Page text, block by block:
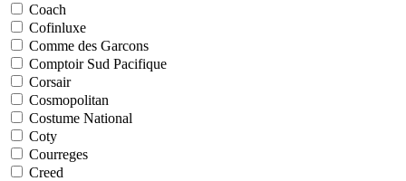
Coach
Cofinluxe
Comme des Garcons
Comptoir Sud Pacifique
Corsair
Cosmopolitan
Costume National
Coty
Courreges
Creed